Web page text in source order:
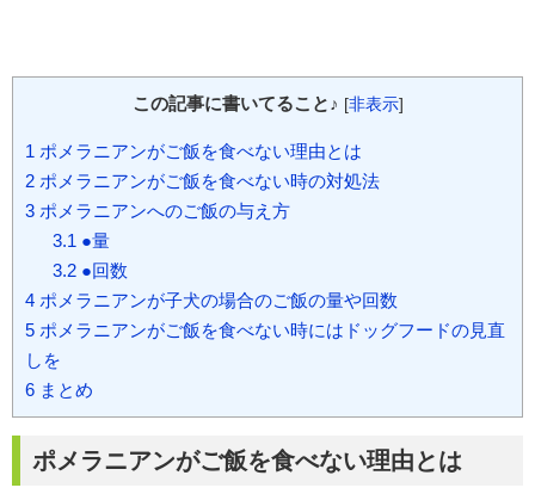
この記事に書いてること♪ [非表示]
1 ポメラニアンがご飯を食べない理由とは
2 ポメラニアンがご飯を食べない時の対処法
3 ポメラニアンへのご飯の与え方
3.1 ●量
3.2●回数
4 ポメラニアンが子犬の場合のご飯の量や回数
5 ポメラニアンがご飯を食べない時にはドッグフードの見直
しを
6 まとめ
ポメラニアンがご飯を食べない理由とは